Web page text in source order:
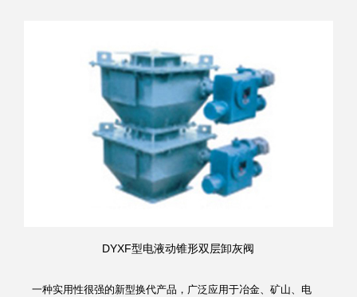
DYXF型电液动锥形双层卸灰阀
一种实用性很强的新型换代产品，广泛应用于冶金、矿山、电